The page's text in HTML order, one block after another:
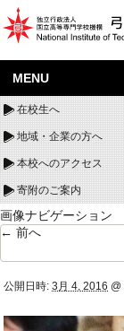
MENU
在校生へ
地域・企業の方へ
本校へのアクセス
寄附のご案内
画像ナビゲーション
← 前へ
公開日時: 3月 4, 2016 @